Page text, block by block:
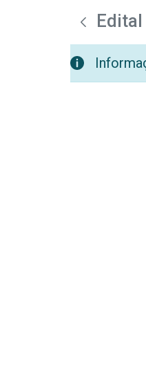
Pular para o Conteúdo
teste descricao